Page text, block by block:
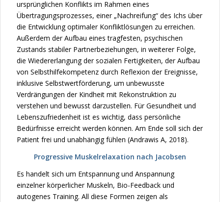
ursprünglichen Konflikts im Rahmen eines
Übertragungsprozesses, einer „Nachreifung“ des Ichs über
die Entwicklung optimaler Konfliktlösungen zu erreichen.
Außerdem der Aufbau eines tragfesten, psychischen
Zustands stabiler Partnerbeziehungen, in weiterer Folge,
die Wiedererlangung der sozialen Fertigkeiten, der Aufbau
von Selbsthilfekompetenz durch Reflexion der Ereignisse,
inklusive Selbstwertförderung, um unbewusste
Verdrängungen der Kindheit mit Rekonstruktion zu
verstehen und bewusst darzustellen. Für Gesundheit und
Lebenszufriedenheit ist es wichtig, dass persönliche
Bedürfnisse erreicht werden können. Am Ende soll sich der
Patient frei und unabhängig fühlen (Andrawis A, 2018).
Progressive Muskelrelaxation nach Jacobsen
Es handelt sich um Entspannung und Anspannung
einzelner körperlicher Muskeln, Bio-Feedback und
autogenes Training. All diese Formen zeigen als